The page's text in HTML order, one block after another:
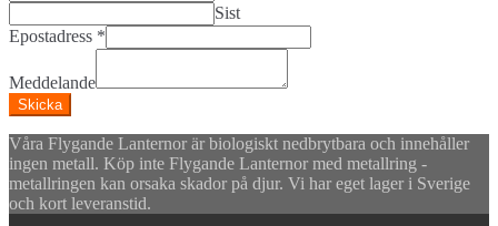
Sist
Epostadress *
Meddelande
Skicka
Våra Flygande Lanternor är biologiskt nedbrytbara och innehåller
ingen metall. Köp inte Flygande Lanternor med metallring -
metallringen kan orsaka skador på djur. Vi har eget lager i Sverige
och kort leveranstid.